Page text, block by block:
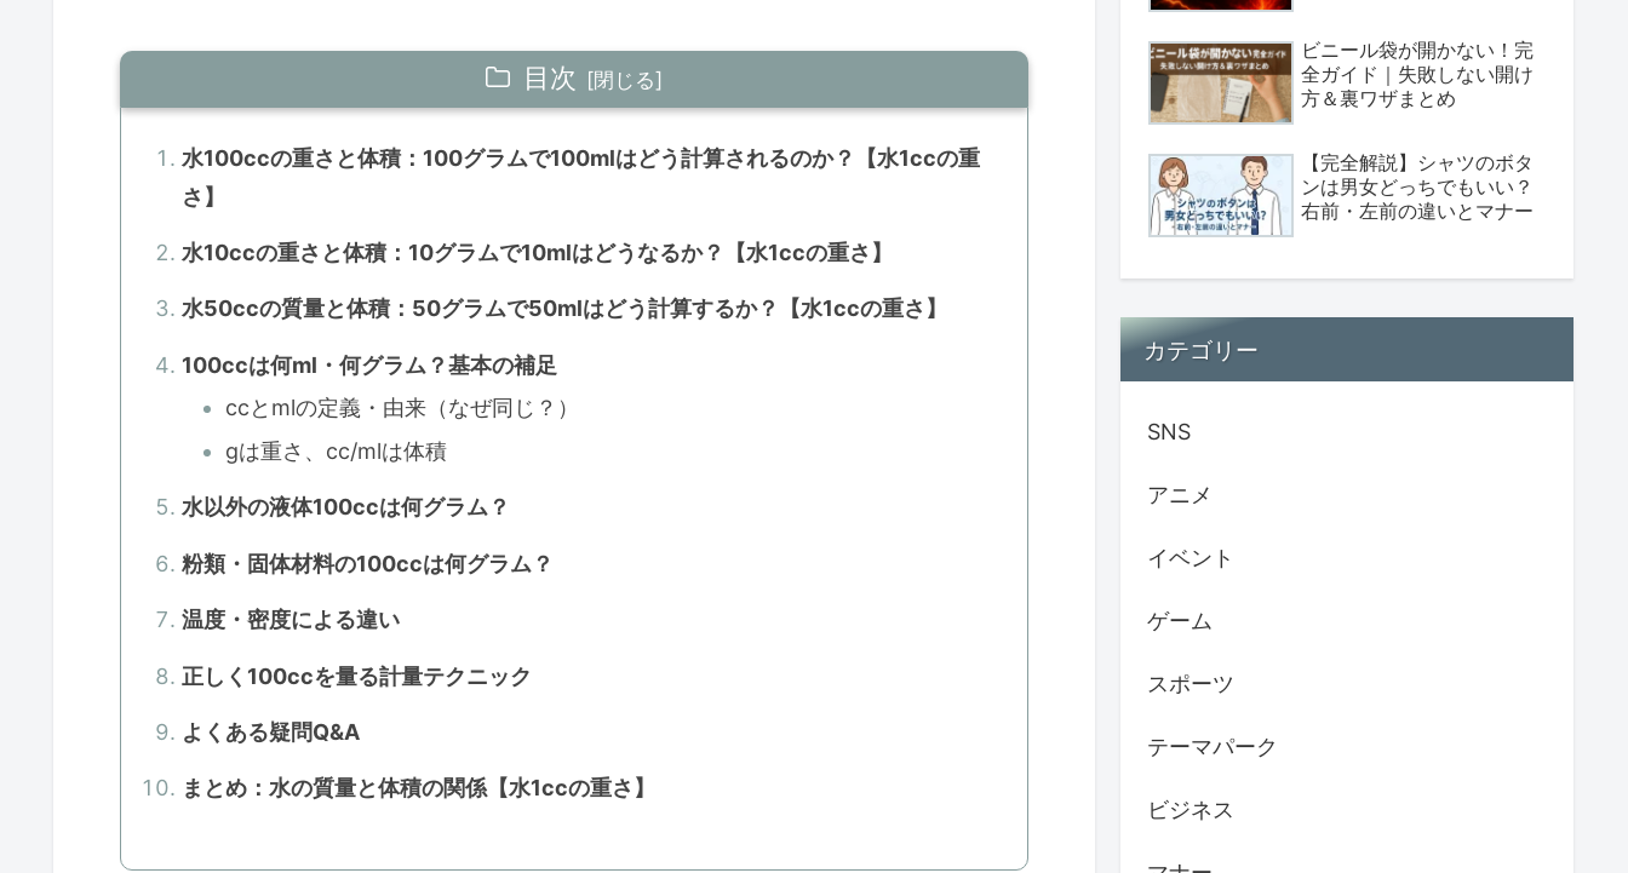
目次
水100ccの重さと体積：100グラムで100mlはどう計算されるのか？【水1ccの重
さ】
水10ccの重さと体積：10グラムで10mlはどうなるか？【水1ccの重さ】
水50ccの質量と体積：50グラムで50mlはどう計算するか？【水1ccの重さ】
100ccは何ml・何グラム？基本の補足
ccとmlの定義・由来（なぜ同じ？）
gは重さ、cc/mlは体積
水以外の液体100ccは何グラム？
粉類・固体材料の100ccは何グラム？
温度・密度による違い
正しく100ccを量る計量テクニック
よくある疑問Q&A
まとめ：水の質量と体積の関係【水1ccの重さ】
ビニール袋が開かない！完
全ガイド｜失敗しない開け
方＆裏ワザまとめ
【完全解説】シャツのボタ
ンは男女どっちでもいい？
右前・左前の違いとマナー
カテゴリー
SNS
アニメ
イベント
ゲーム
スポーツ
テーマパーク
ビジネス